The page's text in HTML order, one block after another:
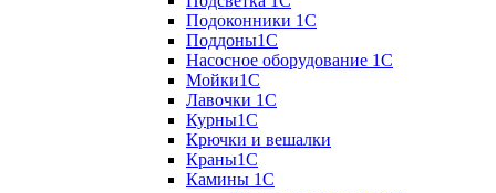
Подоконники 1С
Поддоны1С
Насосное оборудование 1С
Мойки1С
Лавочки 1С
Курны1С
Крючки и вешалки
Краны1С
Камины 1C